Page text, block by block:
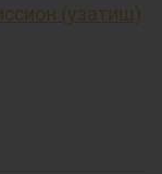
(узатиш)